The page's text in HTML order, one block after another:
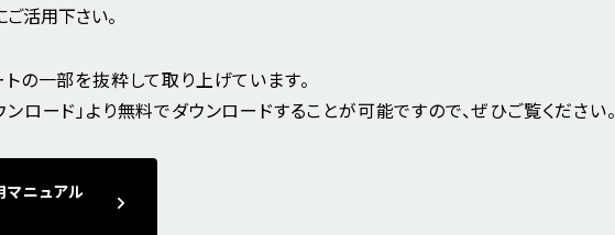
活用下さい。
の一部を抜粋して取り上げています。
ロード」より無料でダウンロードすることが可能ですので、ぜひご覧ください。
マニュアル